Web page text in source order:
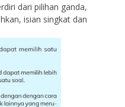
dari pilihan ganda,
isian singkat dan